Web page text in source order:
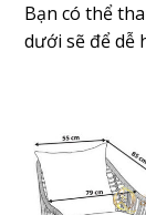
Bạn có thể
dưới sẽ để dễ